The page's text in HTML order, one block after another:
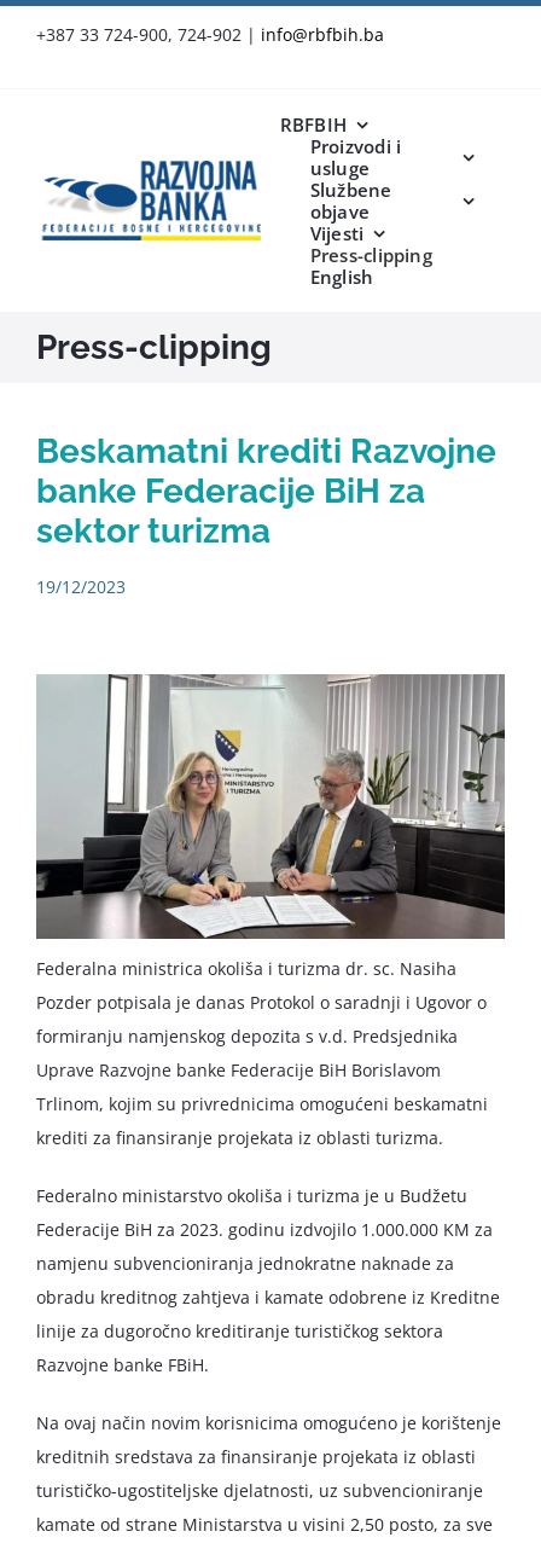
+387 33 724-900, 724-902 | info@rbfbih.ba
RBFBIH
Proizvodi i
usluge
Službene
objave
Vijesti
Press-clipping
English
Press-clipping
Beskamatni krediti Razvojne
banke Federacije BiH za
sektor turizma
19/12/2023
Federalna ministrica okoliša i turizma dr. sc. Nasiha
Pozder potpisala je danas Protokol o saradnji i Ugovor o
formiranju namjenskog depozita s v.d. Predsjednika
Uprave Razvojne banke Federacije BiH Borislavom
Trlinom, kojim su privrednicima omogućeni beskamatni
krediti za finansiranje projekata iz oblasti turizma.
Federalno ministarstvo okoliša i turizma je u Budžetu
Federacije BiH za 2023. godinu izdvojilo 1.000.000 KM za
namjenu subvencioniranja jednokratne naknade za
obradu kreditnog zahtjeva i kamate odobrene iz Kreditne
linije za dugoročno kreditiranje turističkog sektora
Razvojne banke FBiH.
Na ovaj način novim korisnicima omogućeno je korištenje
kreditnih sredstava za finansiranje projekata iz oblasti
turističko-ugostiteljske djelatnosti, uz subvencioniranje
kamate od strane Ministarstva u visini 2,50 posto, za sve